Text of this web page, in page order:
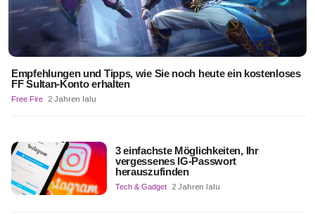
Empfehlungen und Tipps, wie Sie noch heute ein kostenloses
FF Sultan-Konto erhalten
Free Fire 2 Jahren lalu
3 einfachste Möglichkeiten, Ihr
vergessenes IG-Passwort
herauszufinden
Tech & Gadget 2 Jahren lalu